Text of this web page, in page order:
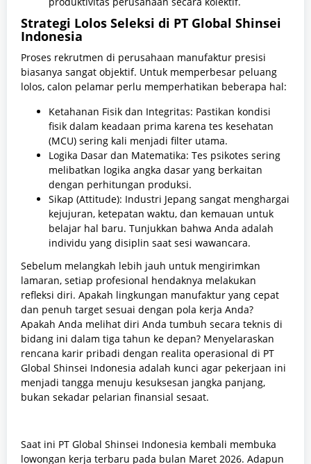
Strategi Lolos Seleksi di PT Global Shinsei
Indonesia
Proses rekrutmen di perusahaan manufaktur presisi
biasanya sangat objektif. Untuk memperbesar peluang
lolos, calon pelamar perlu memperhatikan beberapa hal:
Ketahanan Fisik dan Integritas: Pastikan kondisi
fisik dalam keadaan prima karena tes kesehatan
(MCU) sering kali menjadi filter utama.
Logika Dasar dan Matematika: Tes psikotes sering
melibatkan logika angka dasar yang berkaitan
dengan perhitungan produksi.
Sikap (Attitude): Industri Jepang sangat menghargai
kejujuran, ketepatan waktu, dan kemauan untuk
belajar hal baru. Tunjukkan bahwa Anda adalah
individu yang disiplin saat sesi wawancara.
Sebelum melangkah lebih jauh untuk mengirimkan
lamaran, setiap profesional hendaknya melakukan
refleksi diri. Apakah lingkungan manufaktur yang cepat
dan penuh target sesuai dengan pola kerja Anda?
Apakah Anda melihat diri Anda tumbuh secara teknis di
bidang ini dalam tiga tahun ke depan? Menyelaraskan
rencana karir pribadi dengan realita operasional di PT
Global Shinsei Indonesia adalah kunci agar pekerjaan ini
menjadi tangga menuju kesuksesan jangka panjang,
bukan sekadar pelarian finansial sesaat.
Saat ini PT Global Shinsei Indonesia kembali membuka
lowongan kerja terbaru pada bulan Maret 2026. Adapun